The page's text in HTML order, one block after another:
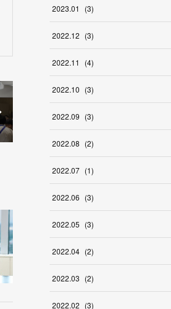
2023.01 (3)
2022.12 (3)
2022.11 (4)
2022.10 (3)
2022.09 (3)
2022.08 (2)
2022.07 (1)
2022.06 (3)
2022.05 (3)
2022.04 (2)
2022.03 (2)
2022.02 (3)